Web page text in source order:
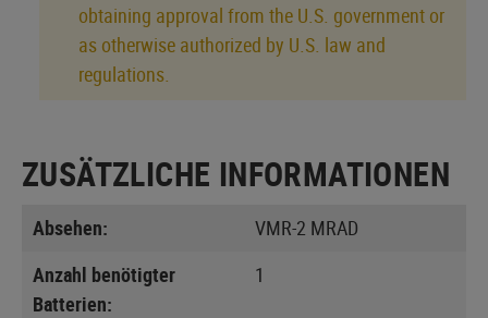
obtaining approval from the U.S. government or
as otherwise authorized by U.S. law and
regulations.
ZUSÄTZLICHE INFORMATIONEN
Absehen:
VMR-2 MRAD
Anzahl benötigter
Batterien:
1